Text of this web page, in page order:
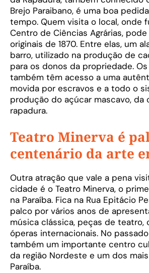
Brejo Paraibano, é uma boa
tempo. Quem visita o local, onde
Centro de Ciências Agrárias,
originais de 1870. Entre elas, um
barro, utilizado na produção de
para os donos da propriedade.
também têm acesso a uma
movida por escravos e a todo o
produção do açúcar mascavo, da
rapadura.
Teatro Minerva é
centenário da arte
Outra atração que vale a pena
cidade é o Teatro Minerva, o
na Paraíba. Fica na Rua Epitácio
palco por vários anos de
música clássica, peças de teatro,
óperas internacionais. No
também um importante centro
da região Nordeste e um dos
Paraíba.